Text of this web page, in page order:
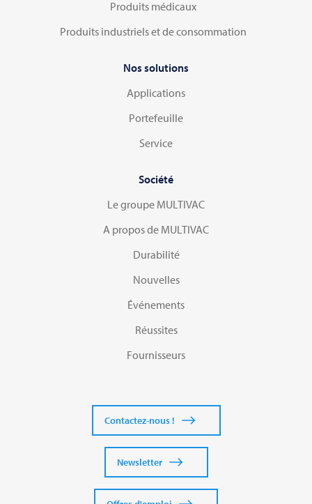
Produits médicaux
Produits industriels et de consommation
Nos solutions
Applications
Portefeuille
Service
Société
Le groupe MULTIVAC
A propos de MULTIVAC
Durabilité
Nouvelles
Événements
Réussites
Fournisseurs
Contactez-nous !
Newsletter